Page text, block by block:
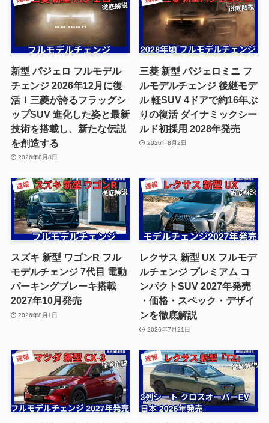
新型 パジェロ フルモデル
チェンジ 2026年12月に復
活！三菱が誇るフラッグシ
ップSUV 進化した姿と最新
技術を搭載し、新たな伝説
を創造する
2026年8月8日
三菱 新型 パジェロミニ フ
ルモデルチェンジ 後継モデ
ル 軽SUV 4ドアで約16年ぶ
りの復活 ダイナミックシー
ルド初採用 2028年発売
2026年8月2日
スズキ 新型 ワゴンR フル
モデルチェンジ 7代目 電動
パーキングブレーキ搭載
2027年10月発売
2026年8月1日
レクサス 新型 UX フルモデ
ルチェンジ プレミアム コ
ンパクトSUV 2027年発売
・価格・スペック・デザイ
ンを徹底解説
2026年7月21日